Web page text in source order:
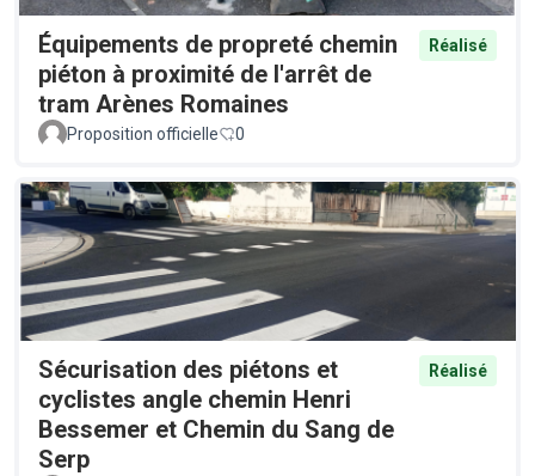
Équipements de propreté chemin
piéton à proximité de l'arrêt de
tram Arènes Romaines
Réalisé
Proposition officielle 0
Sécurisation des piétons et
cyclistes angle chemin Henri
Bessemer et Chemin du Sang de
Serp
Réalisé